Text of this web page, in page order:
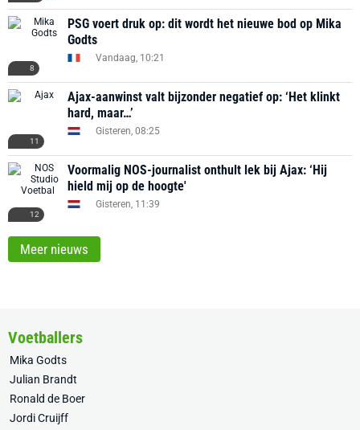
8
PSG voert druk op: dit wordt het nieuwe bod op Mika
Godts
Vandaag, 10:21
11
Ajax-aanwinst valt bijzonder negatief op: ‘Het klinkt
hard, maar…’
Gisteren, 08:25
12
Voormalig NOS-journalist onthult lek bij Ajax: ‘Hij
hield mij op de hoogte'
Gisteren, 11:39
Meer nieuws
Voetballers
Mika Godts
Julian Brandt
Ronald de Boer
Jordi Cruijff